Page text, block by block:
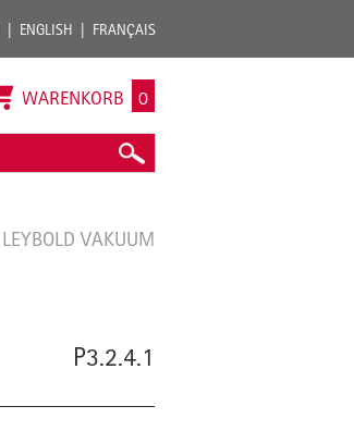
ENGLISH FRANÇAIS
WARENKORB 0
LEYBOLD VAKUUM
P3.2.4.1